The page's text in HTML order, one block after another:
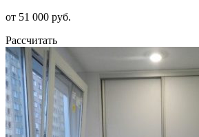
от 51 000 руб.
Рассчитать